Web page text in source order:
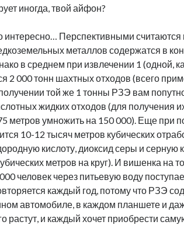
иногда, твой айфон?
интересно… Перспективными
металлов содержатся в
в среднем при извлечении 1 (одной,
2 000 тонн шахтных отходов (всего
той же 1 тонны РЗЭ вам
жидких отходов (для получения
метров умножить на 150 000). Еще при
10-12 тысяч метров кубических
кислоту, диоксид серы и серную
метров на круг). И вишенка на
человек через питьевую воду
каждый год, потому что РЗЭ
автомобиле, в каждом планшете и
растут, и каждый хочет приобрести